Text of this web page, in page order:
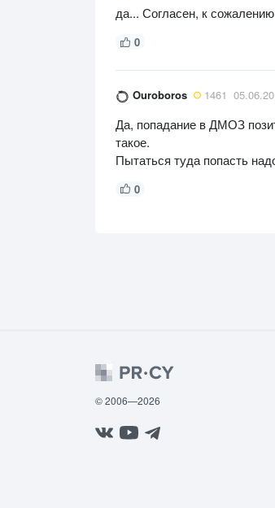
да... Согласен, к
0
Ouroboros 1461
Да, попадание в ДМОЗ
такое.
Пытаться туда попасть
0
© 2006—2026